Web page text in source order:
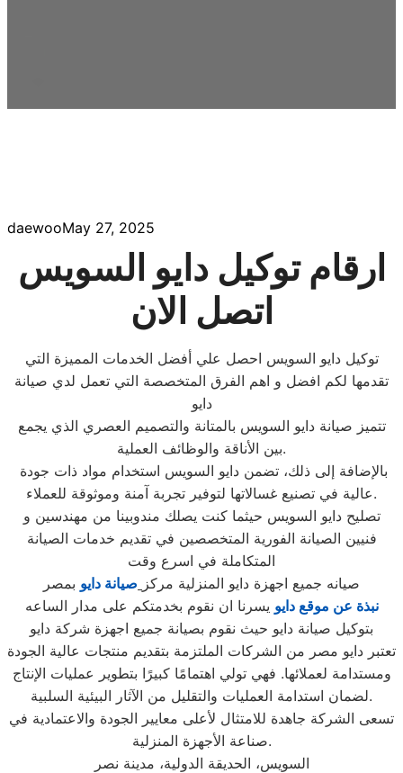
daewooMay 27, 2025
ارقام توكيل دايو السويس
اتصل الان
توكيل دايو السويس احصل علي أفضل الخدمات المميزة التي
تقدمها لكم افضل و اهم الفرق المتخصصة التي تعمل لدي صيانة
دايو
تتميز صيانة دايو السويس بالمتانة والتصميم العصري الذي يجمع
بين الأناقة والوظائف العملية.
عالية في تصنيع غسالاتها لتوفير تجربة آمنة وموثوقة للعملاء.
تصليح دايو السويس حيثما كنت يصلك مندوبينا من مهندسين و
فنيين الصيانة الفورية المتخصصين في تقديم خدمات الصيانة
المتكاملة في اسرع وقت
صيانه جميع اجهزة دايو المنزلية مركز صيانة دايو بمصر
نبذة عن موقع دايو يسرنا ان نقوم بخدمتكم على مدار الساعه
بتوكيل صيانة دايو حيث نقوم بصيانة جميع اجهزة شركة دايو
تعتبر دايو مصر من الشركات الملتزمة بتقديم منتجات عالية الجودة
ومستدامة لعملائها. فهي تولي اهتمامًا كبيرًا بتطوير عمليات الإنتاج
لضمان استدامة العمليات والتقليل من الآثار البيئية السلبية.
تسعى الشركة جاهدة للامتثال لأعلى معايير الجودة والاعتمادية في
صناعة الأجهزة المنزلية.
السويس، الحديقة الدولية، مدينة نصر